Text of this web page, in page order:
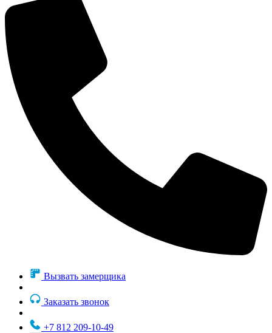
Вызвать замерщика
Заказать звонок
+7 812 209-10-49